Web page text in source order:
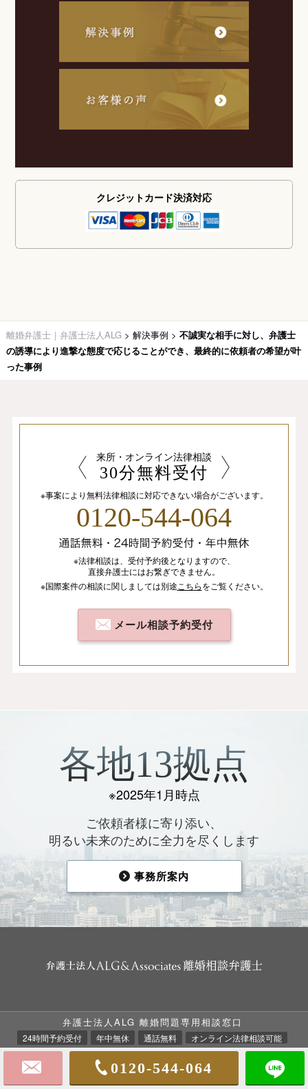
クレジットカード決済対応
離婚弁護士｜弁護士法人ALG > 解決事例 > 不誠実な相手に対し、弁護士
の誘導により進撃な態度で応じることができ、最終的に依頼者の希望が叶
った事例
来所・オンライン法律相談
30分無料受付
※事案により無料法律相談に対応できない場合がございます。
0120-544-064
※法律相談は、 受付予約後となりますので、
直接弁護士にはお繋ぎできません。
※国際案件の相談に関しましては別途 こちらをご覧ください。
メール相談予約受付
各地13拠点
※2025年1月時点
ご依頼者様に寄り添い、
明るい未来のために全力を尽くします
事務所案内
TOP 法律相談の流れ
ALGの強み
ALGについて
弁護士費用
離婚事例集
お客様の声
事務所案内
弁護士法人ALG 離婚問題専用相談窓口
24時間予約受付 年中無休 通話無料 オンライン法律相談可能
0120-544-064